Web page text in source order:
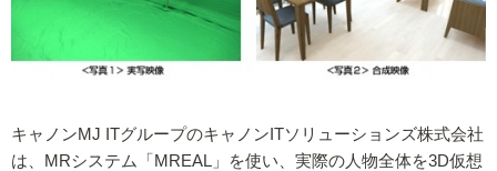
キャノンMJ ITグループのキャノンITソリューションズ株式会社
は、MRシステム「MREAL」を使い、実際の人物全体を3D仮想